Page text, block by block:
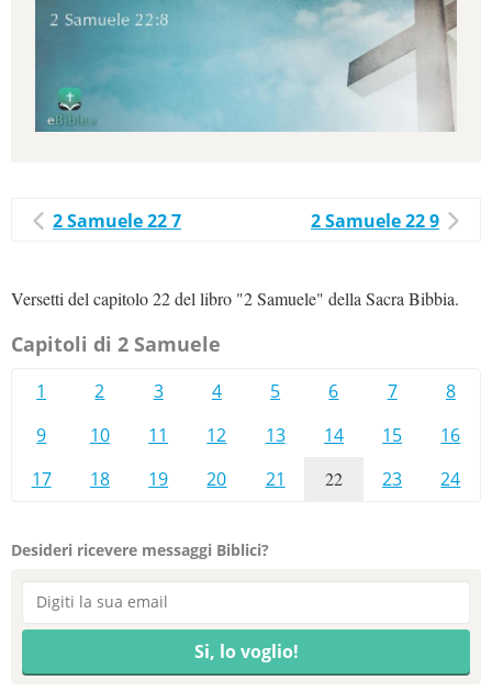
2 Samuele 22 7 2 Samuele 22 9
Versetti del capitolo 22 del libro "2 Samuele" della Sacra Bibbia.
Capitoli di 2 Samuele
1 2 3 4 5 6 7
8
9
10 11 12 13 14 15
16
17
18 19 20 21 22 23 24
Desideri ricevere messaggi Biblici?